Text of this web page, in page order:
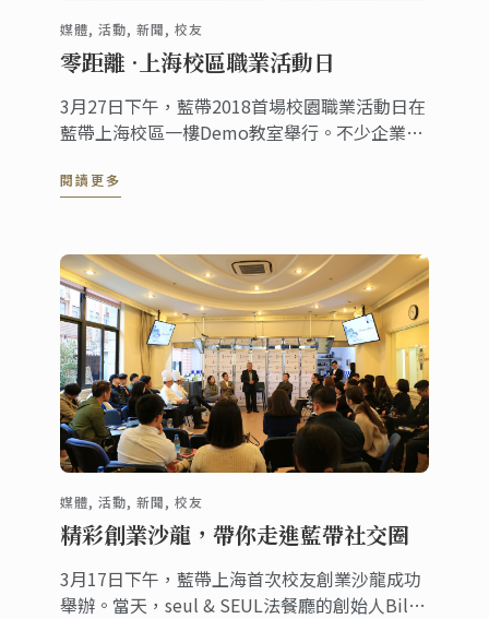
媒體, 活動, 新聞, 校友
零距離 ·上海校區職業活動日
3月27日下午，藍帶2018首場校園職業活動日在
藍帶上海校區一樓Demo教室舉行。不少企業向
企業展示個人優勢，尋找心儀的職位。
閱讀更多
媒體, 活動, 新聞, 校友
精彩創業沙龍，帶你走進藍帶社交圈
3月17日下午，藍帶上海首次校友創業沙龍成功
舉辦。當天，seul & SEUL法餐廳的創始人Bill